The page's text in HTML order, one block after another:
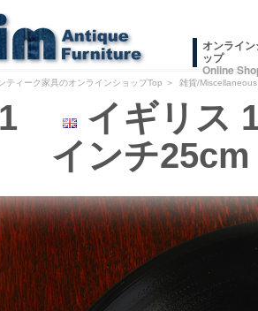
オンライ
ップ
Online
ティーク家具のオンラインショップTop ＞ 雑貨/Miscellaneous
イギリス
インチ